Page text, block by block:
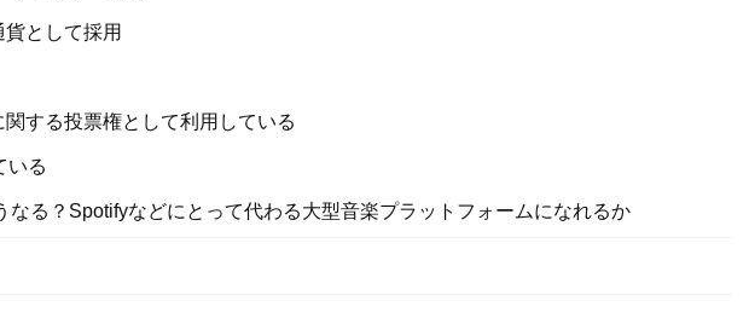
として採用
する投票権として利用している
いる
なる？Spotifyなどにとって代わる大型音楽プラットフォームになれるか